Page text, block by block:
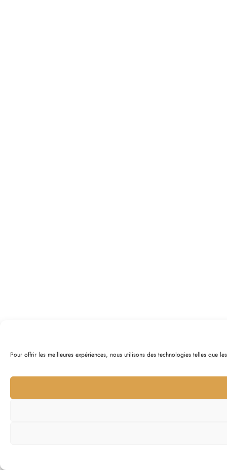
Pour offrir les meilleures expériences, nous utilisons des technologies telles que